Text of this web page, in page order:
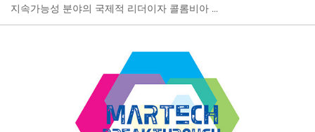
지속가능성 분야의 국제적 리더이자 콜롬비아 ...